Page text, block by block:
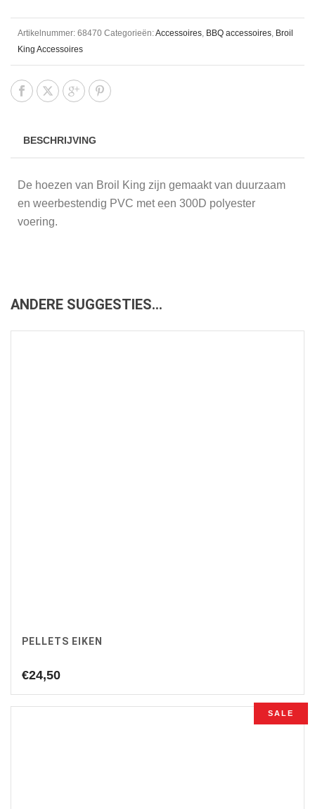
Artikelnummer: 68470 Categorieën:Accessoires, BBQ accessoires, Broil
King Accessoires
BESCHRIJVING
De hoezen van Broil King zijn gemaakt van duurzaam
en weerbestendig PVC met een 300D polyester
voering.
ANDERE SUGGESTIES…
PELLETS EIKEN
€24,50
SALE